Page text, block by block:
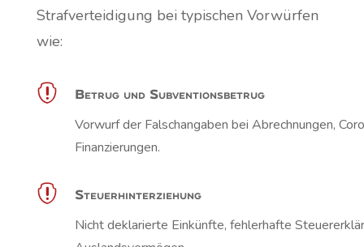
Strafverteidigung bei typischen Vorwürfen
wie:
 Betrug und Subventionsbetrug
Vorwurf der Falschangaben bei Abrechnungen,
Finanzierungen.
 Steuerhinterziehung
Nicht deklarierte Einkünfte, fehlerhafte